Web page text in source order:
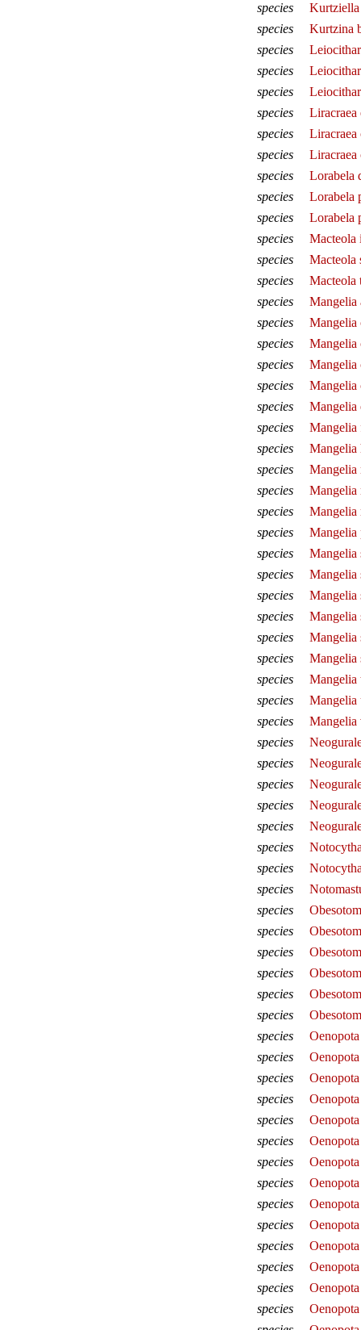
species
Kurtziella
species
Kurtzina
species
species
species
species
Liracraea
species
Liracraea
species
Liracraea
species
Lorabela
species
Lorabela
species
Lorabela
species
Macteola
species
Macteola
species
Macteola
species
Mangelia
species
Mangelia
species
Mangelia
species
Mangelia
species
Mangelia
species
Mangelia
species
Mangelia
species
Mangelia
species
Mangelia
species
Mangelia
species
Mangelia
species
Mangelia
species
Mangelia
species
Mangelia
species
Mangelia
species
Mangelia
species
Mangelia
species
Mangelia
species
Mangelia
species
Mangelia
species
Mangelia
species
species
species
species
species
species
species
species
species
species
species
species
species
species
species
species
species
species
species
species
species
species
species
species
species
species
species
species